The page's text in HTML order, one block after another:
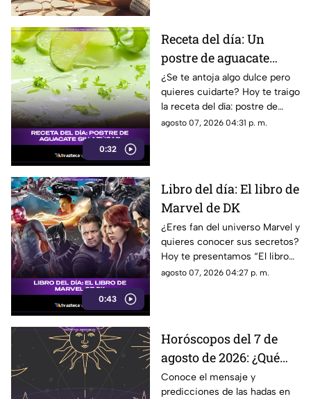
0:32
Receta del día: Un
postre de aguacate
saludable y sin azúcar
¿Se te antoja algo dulce pero
quieres cuidarte? Hoy te traigo
la receta del día: postre de
aguacate sin azúcar que te va
agosto 07, 2026 04:31 p. m.
0:43
Libro del día: El libro de
Marvel de DK
¿Eres fan del universo Marvel y
quieres conocer sus secretos?
Hoy te presentamos “El libro
de Marvel de DK”, una guía
agosto 07, 2026 04:27 p. m.
Horóscopos del 7 de
agosto de 2026: ¿Qué
revelan las hadas hoy?
Conoce el mensaje y
predicciones de las hadas en